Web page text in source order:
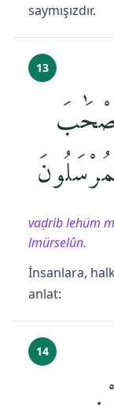
saymışızdır.
13
vaḍrib lehüm
lmürselûn.
İnsanlara,
anlat:
14